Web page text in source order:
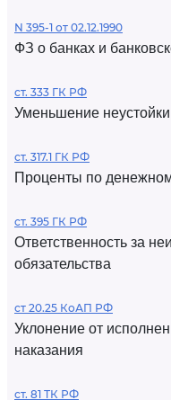
N 395-1 от 02.12.1990
ФЗ о банках и
ст. 333 ГК РФ
Уменьшение неустойки
ст. 317.1 ГК РФ
Проценты по
ст. 395 ГК РФ
Ответственность за
обязательства
ст 20.25 КоАП РФ
Уклонение от
наказания
ст. 81 ТК РФ